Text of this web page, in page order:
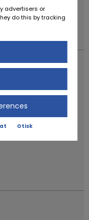
advertisers or
do this by tracking
Otisk